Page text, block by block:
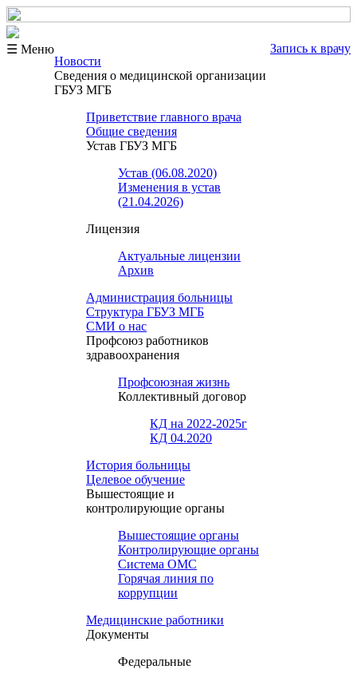
☰ Меню
Запись к врачу
Новости
Сведения о медицинской организации
ГБУЗ МГБ
Приветствие главного врача
Общие сведения
Устав ГБУЗ МГБ
Устав (06.08.2020)
Изменения в устав
(21.04.2026)
Лицензия
Актуальные лицензии
Архив
Администрация больницы
Структура ГБУЗ МГБ
СМИ о нас
Профсоюз работников
здравоохранения
Профсоюзная жизнь
Коллективный договор
КД на 2022-2025г
КД 04.2020
История больницы
Целевое обучение
Вышестоящие и
контролирующие органы
Вышестоящие органы
Контролирующие органы
Система ОМС
Горячая линия по
коррупции
Медицинские работники
Документы
Федеральные